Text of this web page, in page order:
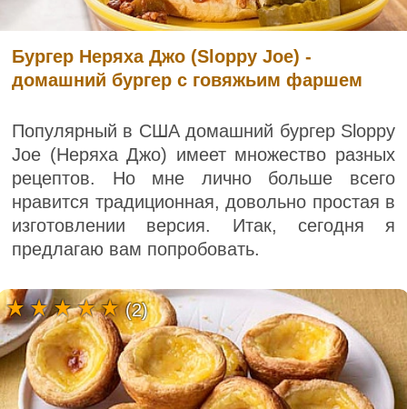
Бургер Неряха Джо (Sloppy Joe) -
домашний бургер с говяжьим фаршем
Популярный в США домашний бургер Sloppy
Joe (Неряха Джо) имеет множество разных
рецептов. Но мне лично больше всего
нравится традиционная, довольно простая в
изготовлении версия. Итак, сегодня я
предлагаю вам попробовать.
(2)